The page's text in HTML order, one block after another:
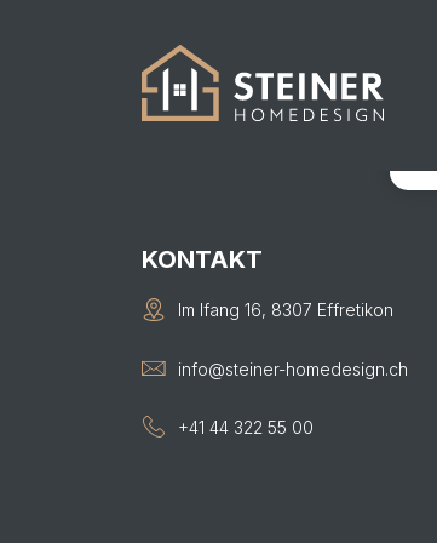
KONTAKT
Im Ifang 16, 8307 Effretikon
info@steiner-homedesign.ch
+41 44 322 55 00